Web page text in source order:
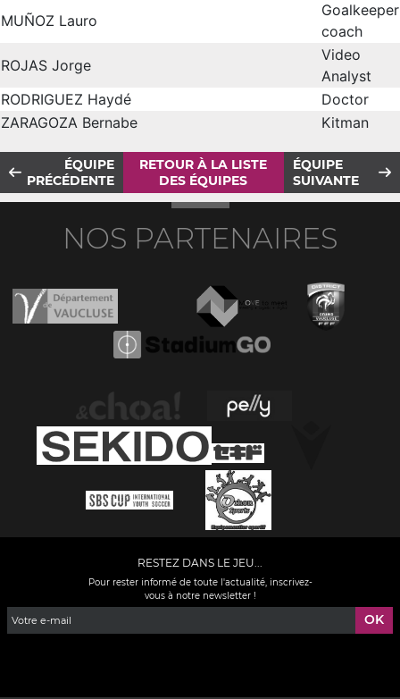
MUÑOZ Lauro
Goalkeeper
coach
ROJAS Jorge
Video
Analyst
RODRIGUEZ Haydé
Doctor
ZARAGOZA Bernabe
Kitman
ÉQUIPE
PRÉCÉDENTE
RETOUR À LA LISTE
DES ÉQUIPES
ÉQUIPE
SUIVANTE
NOS PARTENAIRES
RESTEZ DANS LE JEU...
Pour rester informé de toute l'actualité, inscrivez-
vous à notre newsletter !
TikTokLinkedIn
X